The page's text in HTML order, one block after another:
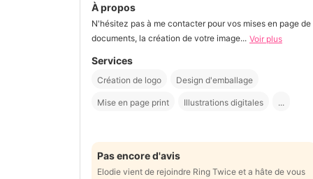
À propos
N'hésitez pas à me contacter pour vos mises en page de
documents, la création de votre image... Voir plus
Services
Création de logo Design d'emballage
Mise en page print Illustrations digitales ...
Pas encore d'avis
Elodie vient de rejoindre Ring Twice et a hâte de vous